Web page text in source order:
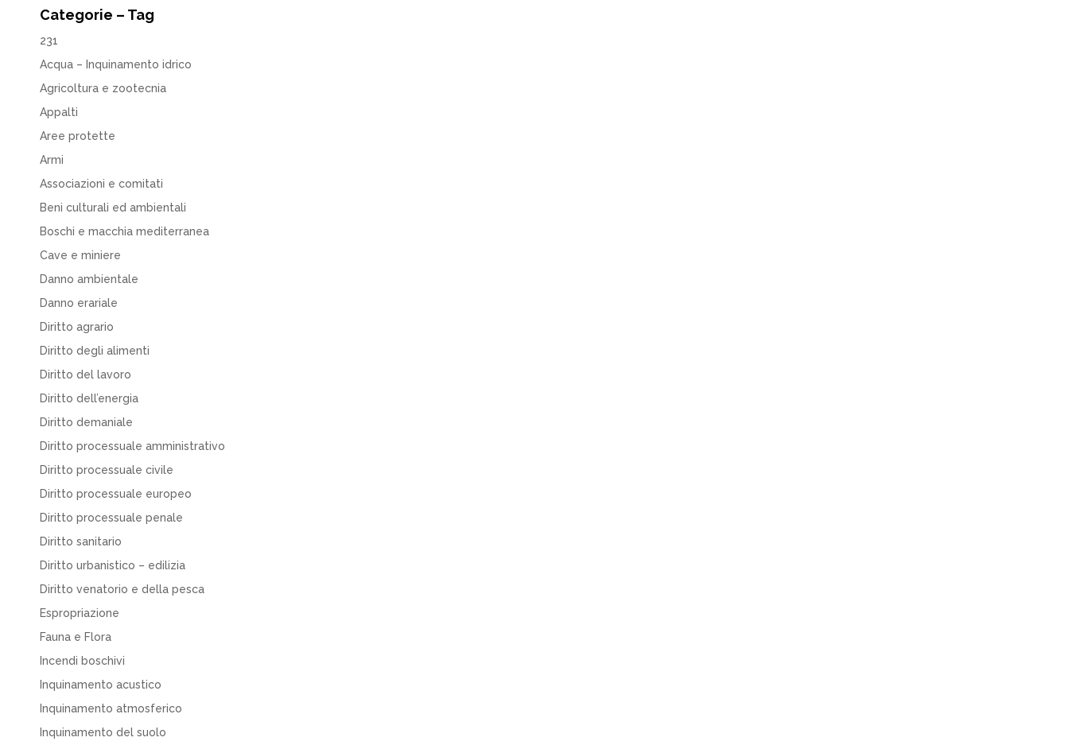
Categorie – Tag
231
Acqua – Inquinamento idrico
Agricoltura e zootecnia
Appalti
Aree protette
Armi
Associazioni e comitati
Beni culturali ed ambientali
Boschi e macchia mediterranea
Cave e miniere
Danno ambientale
Danno erariale
Diritto agrario
Diritto degli alimenti
Diritto del lavoro
Diritto dell’energia
Diritto demaniale
Diritto processuale amministrativo
Diritto processuale civile
Diritto processuale europeo
Diritto processuale penale
Diritto sanitario
Diritto urbanistico – edilizia
Diritto venatorio e della pesca
Espropriazione
Fauna e Flora
Incendi boschivi
Inquinamento acustico
Inquinamento atmosferico
Inquinamento del suolo